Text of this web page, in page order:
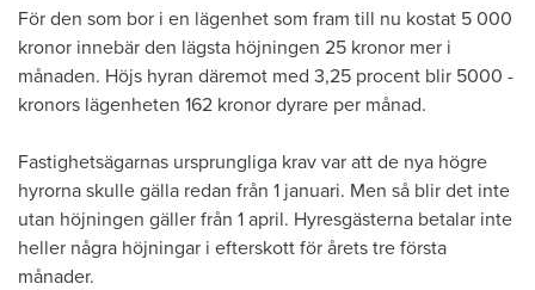
För den som bor i en lägenhet som fram till nu kostat 5 000
kronor innebär den lägsta höjningen 25 kronor mer i
månaden. Höjs hyran däremot med 3,25 procent blir 5000 -
kronors lägenheten 162 kronor dyrare per månad.
Fastighetsägarnas ursprungliga krav var att de nya högre
hyrorna skulle gälla redan från 1 januari. Men så blir det inte
utan höjningen gäller från 1 april. Hyresgästerna betalar inte
heller några höjningar i efterskott för årets tre första
månader.